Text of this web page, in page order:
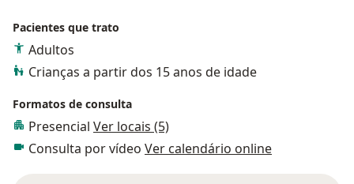
Pacientes que trato
Adultos
Crianças a partir dos 15 anos de idade
Formatos de consulta
Presencial Ver locais (5)
Consulta por vídeo Ver calendário online